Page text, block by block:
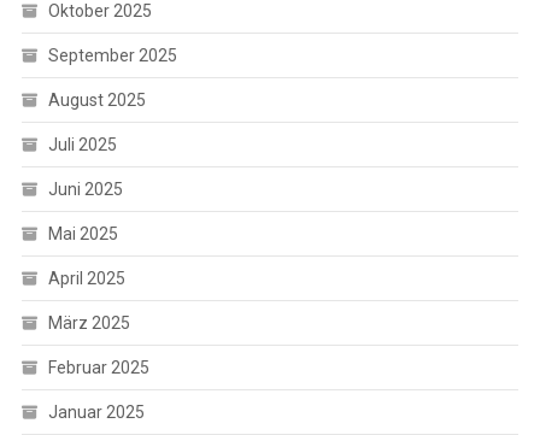
Oktober 2025
September 2025
August 2025
Juli 2025
Juni 2025
Mai 2025
April 2025
März 2025
Februar 2025
Januar 2025